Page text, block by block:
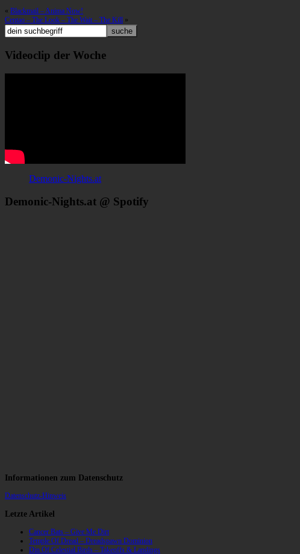
« Blackmail – Anima Now!
Centao – The Look – The Wait – The Kill »
Videoclip der Woche
Demonic-Nights.at
Demonic-Nights.at @ Spotify
Informationen zum Datenschutz
Datenschutz-Hinweis
Letzte Artikel
Cancer Bats – Give Me Dirt
Temple Of Dread – Dreadspawn Dominion
Din Of Celestial Birds – Takeoffs & Landings